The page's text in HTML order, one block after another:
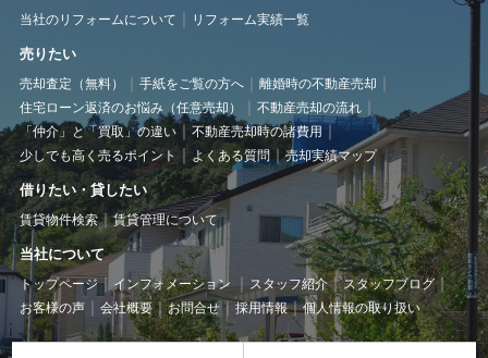
当社のリフォームについて リフォーム実績一覧
売りたい
売却査定（無料） 手紙をご覧の方へ
離婚時の不動産売却
住宅ローン返済のお悩み（任意売却）
不動産売却の流れ
「仲介」と「買取」の違い
不動産売却時の諸費用
少しでも高く売るポイント
よくある質問 売却実績マップ
借りたい・貸したい
賃貸物件検索 賃貸管理について
当社について
トップページ インフォメーション スタッフ紹介
スタッフブログ
お客様の声
会社概要 お問合せ 採用情報 個人情報の取り扱い